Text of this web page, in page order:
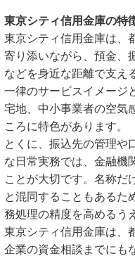
東京シティ信用金庫の特
東京シティ信用金庫は、
寄り添いながら、預金、
などを身近な距離で支え
一律のサービスイメージ
宅地、中小事業者の空気
ころに特色があります。
とくに、振込先の管理や
な日常実務では、金融機
ことが大切です。名称だ
と混同することもあるた
務処理の精度を高めるう
東京シティ信用金庫は、
企業の資金相談までにも